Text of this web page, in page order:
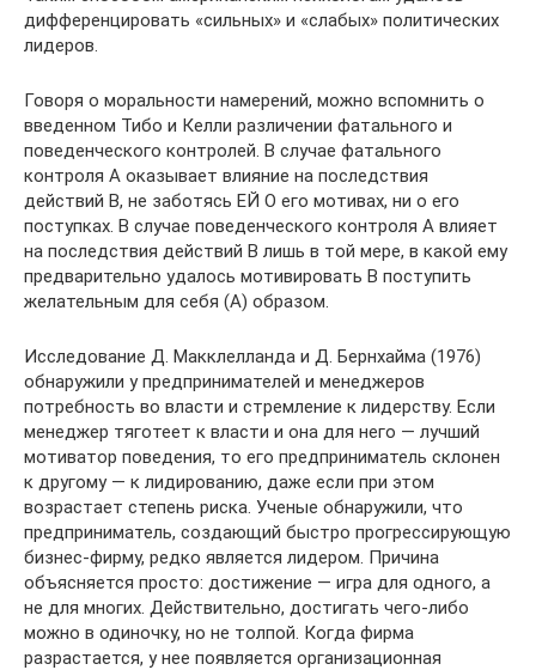
дифференцировать «сильных» и «слабых» политических
лидеров.
Говоря о моральности намерений, можно вспомнить о
введенном Тибо и Келли различении фатального и
поведенческого контролей. В случае фатального
контроля А оказывает влияние на последствия
действий В, не заботясь ЕЙ О его мотивах, ни о его
поступках. В случае поведенческого контроля А влияет
на последствия действий В лишь в той мере, в какой ему
предварительно удалось мотивировать В поступить
желательным для себя (А) образом.
Исследование Д. Макклелланда и Д. Бернхайма (1976)
обнаружили у предпринимателей и менеджеров
потребность во власти и стремление к лидерству. Если
менеджер тяготеет к власти и она для него — лучший
мотиватор поведения, то его предприниматель склонен
к другому — к лидированию, даже если при этом
возрастает степень риска. Ученые обнаружили, что
предприниматель, создающий быстро прогрессирующую
бизнес-фирму, редко является лидером. Причина
объясняется просто: достижение — игра для одного, а
не для многих. Действительно, достигать чего-либо
можно в одиночку, но не толпой. Когда фирма
разрастается, у нее появляется организационная